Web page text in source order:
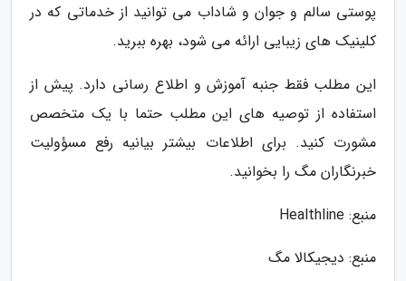
پوستی سالم و جوان و شاداب می توانید از خدماتی که در
کلینیک های زیبایی ارائه می شود، بهره ببرید.
این مطلب فقط جنبه آموزش و اطلاع رسانی دارد. پیش از
استفاده از توصیه های این مطلب حتما با یک متخصص
مشورت کنید. برای اطلاعات بیشتر بیانیه رفع مسؤولیت
خبرنگاران مگ را بخوانید.
منبع: Healthline
منبع: دیجیکالا مگ